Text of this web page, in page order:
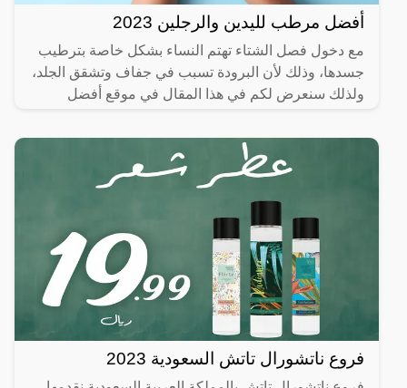
أفضل مرطب لليدين والرجلين 2023
مع دخول فصل الشتاء تهتم النساء بشكل خاصة بترطيب
جسدها، وذلك لأن البرودة تسبب في جفاف وتشقق الجلد،
ولذلك سنعرض لكم في هذا المقال في موقع أفضل
فروع ناتشورال تاتش السعودية 2023